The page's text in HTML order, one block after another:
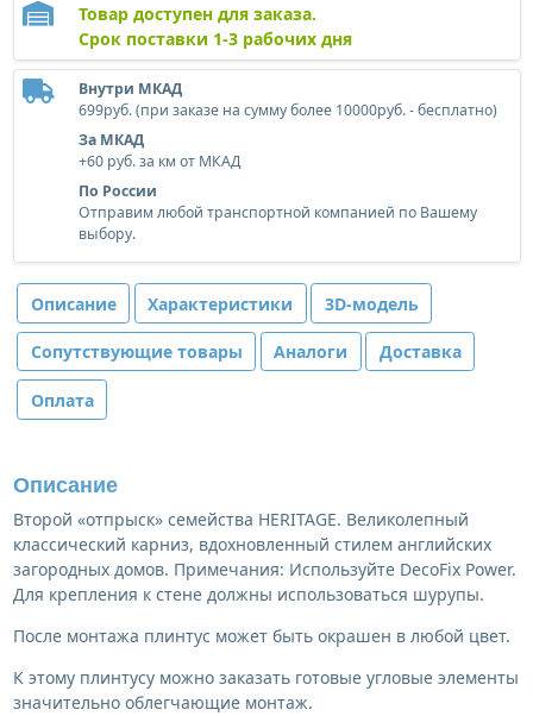
Товар доступен для заказа.
Срок поставки 1-3 рабочих дня
Внутри МКАД
699руб. (при заказе на сумму более 10000руб. - бесплатно)
За МКАД
+60 руб. за км от МКАД
По России
Отправим любой транспортной компанией по Вашему
выбору.
Описание Характеристики 3D-модель
Сопутствующие товары Аналоги Доставка
Оплата
Описание
Второй «отпрыск» семейства HERITAGE. Великолепный
классический карниз, вдохновленный стилем английских
загородных домов. Примечания: Используйте DecoFix Power.
Для крепления к стене должны использоваться шурупы.
После монтажа плинтус может быть окрашен в любой цвет.
К этому плинтусу можно заказать готовые угловые элементы
значительно облегчающие монтаж.